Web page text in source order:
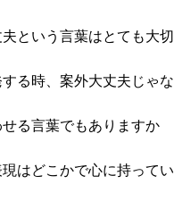
という言葉はとても大切
る時、案外大丈夫じゃな
る言葉でもありますか
はどこかで心に持ってい